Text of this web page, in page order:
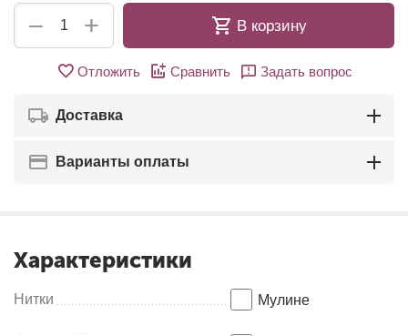
+
− В корзину
Отложить Сравнить Задать вопрос
Доставка
Варианты оплаты
Характеристики
Нитки Мулинe